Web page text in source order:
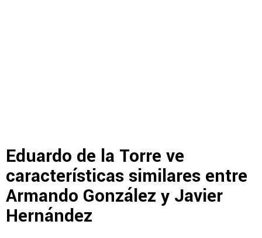
Eduardo de la Torre ve
características similares entre
Armando González y Javier
Hernández